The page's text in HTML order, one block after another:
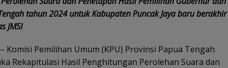
tahun 2024 untuk Kabupaten Puncak Jaya baru berakhir
JMSI
– Komisi Pemilihan Umum (KPU) Provinsi Papua Tengah
Rekapitulasi Hasil Penghitungan Perolehan Suara dan